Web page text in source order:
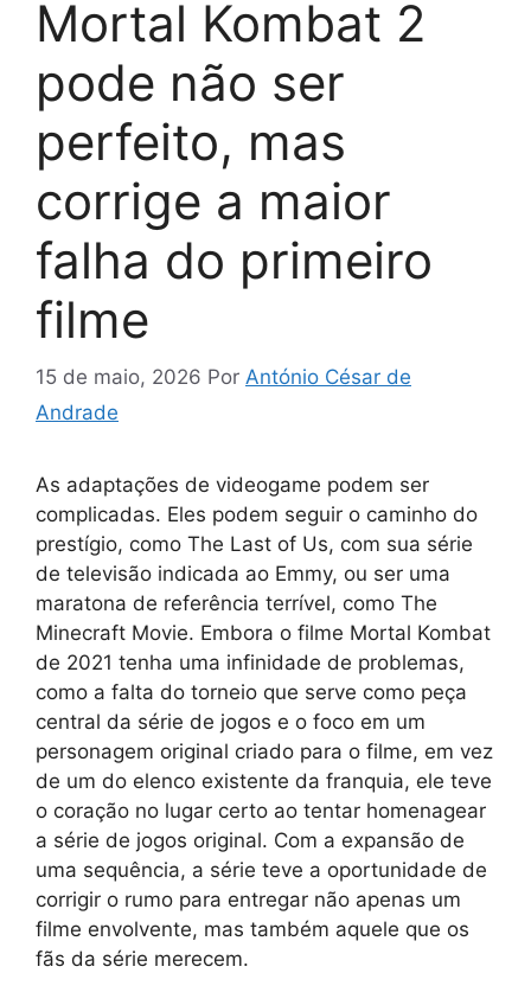
Mortal Kombat 2
pode não ser
perfeito, mas
corrige a maior
falha do primeiro
filme
15 de maio, 2026 Por António César de
Andrade
As adaptações de videogame podem ser
complicadas. Eles podem seguir o caminho do
prestígio, como The Last of Us, com sua série
de televisão indicada ao Emmy, ou ser uma
maratona de referência terrível, como The
Minecraft Movie. Embora o filme Mortal Kombat
de 2021 tenha uma infinidade de problemas,
como a falta do torneio que serve como peça
central da série de jogos e o foco em um
personagem original criado para o filme, em vez
de um do elenco existente da franquia, ele teve
o coração no lugar certo ao tentar homenagear
a série de jogos original. Com a expansão de
uma sequência, a série teve a oportunidade de
corrigir o rumo para entregar não apenas um
filme envolvente, mas também aquele que os
fãs da série merecem.